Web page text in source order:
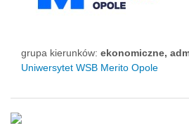
grupa kierunków: ekonomiczne,
Uniwersytet WSB Merito Opole